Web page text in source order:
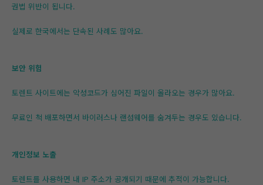
권법 위반이 됩니다.
실제로 한국에서는 단속된 사례도 많아요.
보안 위험
토렌트 사이트에는 악성코드가 심어진 파일이 올라오는 경우가 많아요.
무료인 척 배포하면서 바이러스나 랜섬웨어를 숨겨두는 경우도 있습니다.
개인정보 노출
토렌트를 사용하면 내 IP 주소가 공개되기 때문에 추적이 가능합니다.